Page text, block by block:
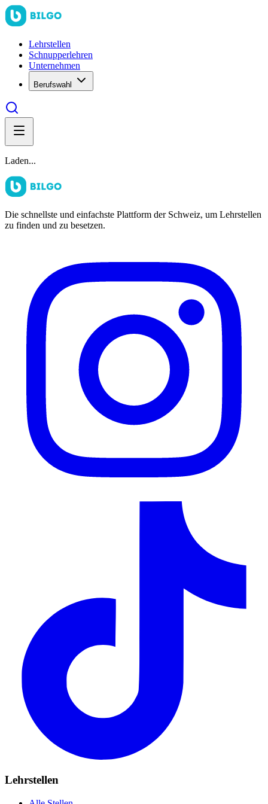
Lehrstellen
Schnupperlehren
Unternehmen
Berufswahl
Laden...
Die schnellste und einfachste Plattform der Schweiz, um Lehrstellen
zu finden und zu besetzen.
Lehrstellen